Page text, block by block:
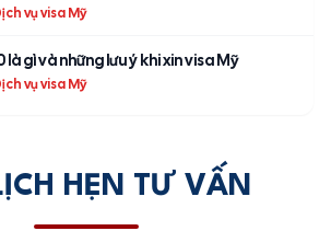
vụ visa Mỹ
là gì và những lưu ý khi xin visa Mỹ
vụ visa Mỹ
HẸN TƯ VẤN